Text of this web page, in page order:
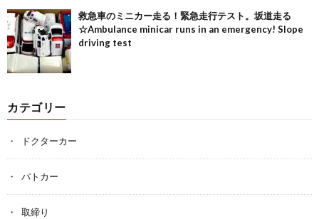
救急車のミニカー走る！緊急走行テスト。坂道走る
☆Ambulance minicar runs in an emergency! Slope
driving test
カテゴリー
ドクターカー
パトカー
取締り